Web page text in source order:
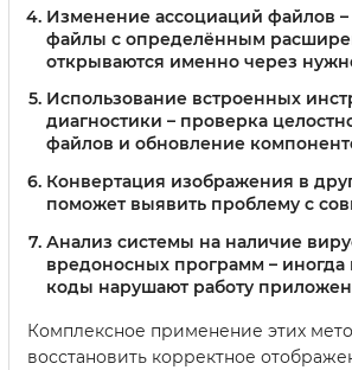
Изменение ассоциаций файлов
файлы с определённым
открываются именно через
Использование встроенных
диагностики – проверка
файлов и обновление
Конвертация изображения в
поможет выявить проблему с
Анализ системы на наличие
вредоносных программ –
коды нарушают работу
Комплексное применение этих
восстановить корректное